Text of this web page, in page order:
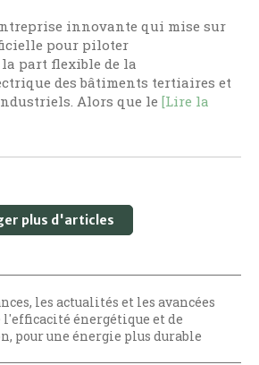
innovante qui mise sur
pour piloter
part flexible de la
des bâtiments tertiaires et
Alors que le [Lire la
plus d'articles
les actualités et les avancées
énergétique et de
pour une énergie plus durable